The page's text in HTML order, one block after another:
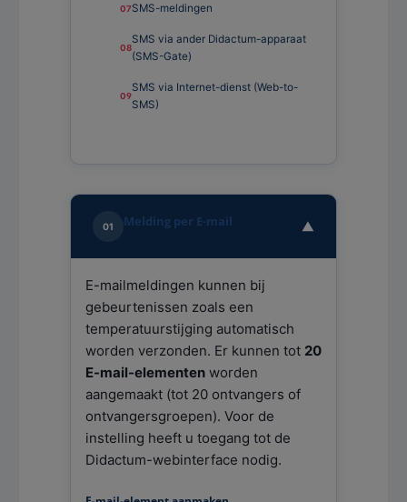
SMS-meldingen
SMS via ander Didactum-apparaat
(SMS-Gate)
SMS via Internet-dienst (Web-to-
SMS)
01 Melding per E-mail ▼
E-mailmeldingen kunnen bij
gebeurtenissen zoals een
temperatuurstijging automatisch
worden verzonden. Er kunnen tot 20
E-mail-elementen worden
aangemaakt (tot 20 ontvangers of
ontvangersgroepen). Voor de
instelling heeft u toegang tot de
Didactum-webinterface nodig.